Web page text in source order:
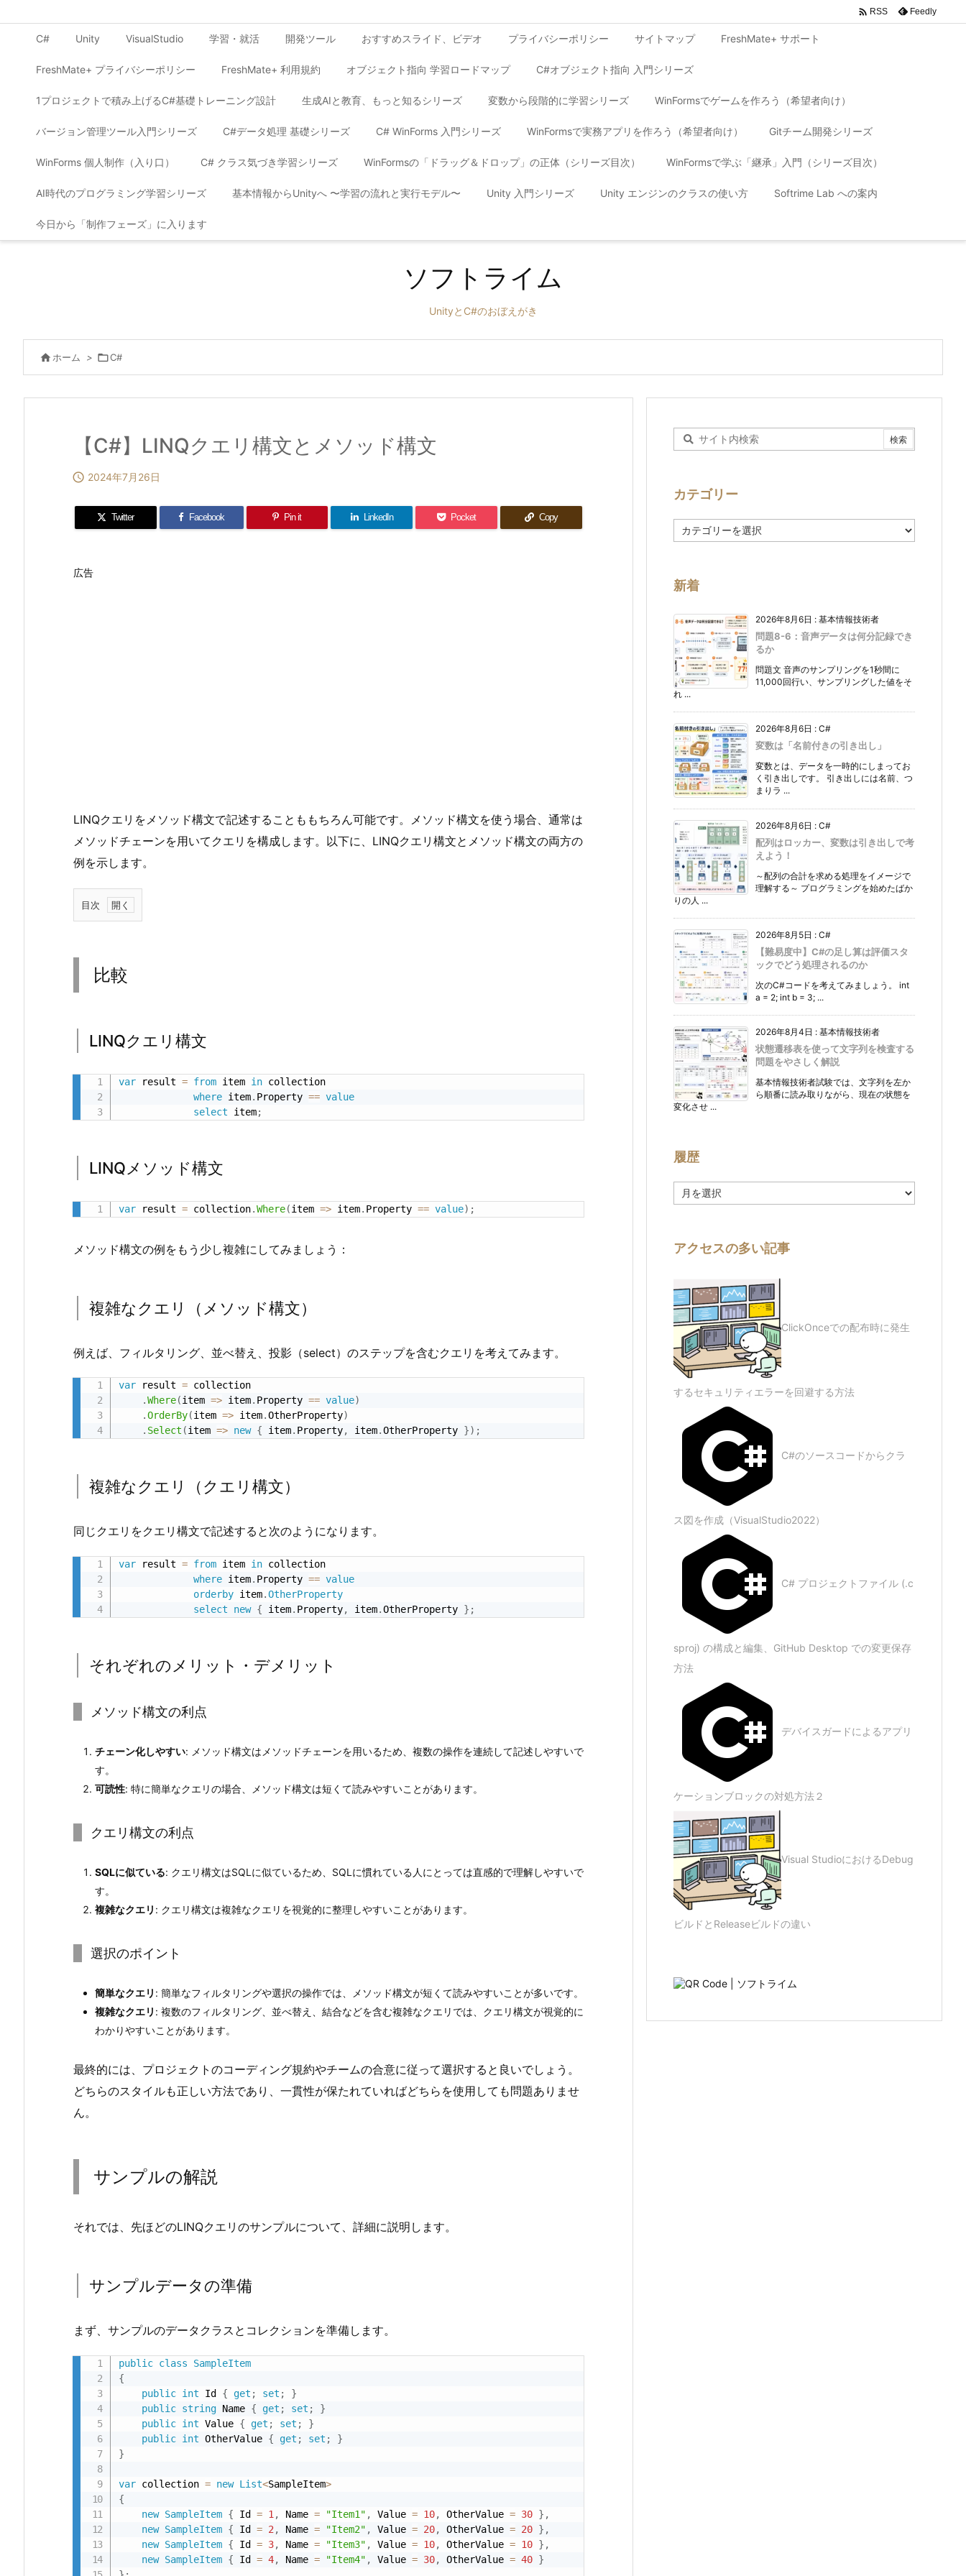
C# Unity VisualStudio 学習・就活 開発ツール おすすめスライド、ビデオ プライバシーポリシー サイトマップ FreshMate+ サポート
FreshMate+ プライバシーポリシー FreshMate+ 利用規約 オブジェクト指向 学習ロードマップ C#オブジェクト指向 入門シリーズ
1プロジェクトで積み上げるC#基礎トレーニング設計 生成AIと教育、もっと知るシリーズ 変数から段階的に学習シリーズ WinFormsでゲームを作ろう（希望者向け）
バージョン管理ツール入門シリーズ C#データ処理 基礎シリーズ C# WinForms 入門シリーズ WinFormsで実務アプリを作ろう（希望者向け） Gitチーム開発シリーズ
WinForms 個人制作（入り口） C# クラス気づき学習シリーズ WinFormsの「ドラッグ＆ドロップ」の正体（シリーズ目次） WinFormsで学ぶ「継承」入門（シリーズ目次）
AI時代のプログラミング学習シリーズ 基本情報からUnityへ 〜学習の流れと実行モデル〜 Unity 入門シリーズ Unity エンジンのクラスの使い方 Softrime Lab への案内
今日から「制作フェーズ」に入ります
 RSS Feedly
ソフトライム
UnityとC#のおぼえがき
 ホーム > C#
【C#】LINQクエリ構文とメソッド構文
 2024年7月26日
Twitter Facebook Pin it LinkedIn Pocket Copy
広告
LINQクエリをメソッド構文で記述することももちろん可能です。メソッド構文を使う場合、通常は
メソッドチェーンを用いてクエリを構成します。以下に、LINQクエリ構文とメソッド構文の両方の
例を示します。
目次
1.
1.
I
Q
エ
文
I
メ
ド
構
1.
3.
な
エ
（メ
ソ
文）
複
な
ク
エ
（ク
リ
構
文）
5.
ぞ
れ
の
リ
ッ
リ
2.
プ
の
説
ン
ル
の
比較
LINQクエリ構文
var result = from item in collection
where item. Property == value
select item;
LINQメソッド構文
var result = collection.Where(item => item. Property == value) ;
メソッド構文の例をもう少し複雑にしてみましょう：
複雑なクエリ（メソッド構文）
例えば、フィルタリング、並べ替え、投影（select）のステップを含むクエリを考えてみます。
var result = collection
.Where(item => item. Property == value)
.OrderBy(item => item.OtherProperty)
. Select (item => new { item. Property, item.OtherProperty }) ;
複雑なクエリ（クエリ構文）
同じクエリをクエリ構文で記述すると次のようになります。
var result = from item in collection
where item. Property == value
orderby item.OtherProperty
select
new { item. Property, item.OtherProperty } ;
それぞれのメリット・デメリット
メソッド構文の利点
チェーン化しやすい: メソッド構文はメソッドチェーンを用いるため、複数の操作を連続して記述しやすいで
す。
可読性: 特に簡単なクエリの場合、メソッド構文は短くて読みやすいことがあります。
クエリ構文の利点
SQLに似ている: クエリ構文はSQLに似ているため、SQLに慣れている人にとっては直感的で理解しやすいで
す。
複雑なクエリ : クエリ構文は複雑なクエリを視覚的に整理しやすいことがあります。
選択のポイント
簡単なクエリ : 簡単なフィルタリングや選択の操作では、メソッド構文が短くて読みやすいことが多いです。
複雑なクエリ : 複数のフィルタリング、並べ替え、結合などを含む複雑なクエリでは、クエリ構文が視覚的に
わかりやすいことがあります。
最終的には、プロジェクトのコーディング規約やチームの合意に従って選択すると良いでしょう。
どちらのスタイルも正しい方法であり、一貫性が保たれていればどちらを使用しても問題ありませ
ん。
サンプルの解説
それでは、先ほどのLINQクエリのサンプルについて、詳細に説明します。
サンプルデータの準備
まず、サンプルのデータクラスとコレクションを準備します。
public class
SampleItem
{
public int Id { get ; set ;
}
public string Name { get ; set ;
}
public int Value { get ; set ;
}
public int OtherValue { get ; set ;
}
}
var collection = new List<SampleItem>
{
new SampleItem { Id = 1 , Name = "Item1" , Value = 10, OtherValue = 30 } ,
new SampleItem { Id = 2 , Name = "Item2" , Value = 20, OtherValue = 20 } ,
new SampleItem { Id = 3, Name = "Item3" , Value = 10, OtherValue = 10 } ,
new SampleItem { Id = 4, Name = "Item4" , Value = 30, OtherValue = 40 }
カテゴリー
テ
ー
新着
2026年8月6日 : 基本情報技術者
問題8-6：音声データは何分記録でき
るか
問題文 音声のサンプリングを1秒間に
11,000回行い、サンプリングした値をそ
れ ...
2026年8月6日 : C#
変数は「名前付きの引き出し」
変数とは、データを一時的にしまってお
く引き出しです。 引き出しには名前、つ
まりラ ...
2026年8月6日 : C#
配列はロッカー、変数は引き出しで考
えよう！
～配列の合計を求める処理をイメージで
理解する～ プログラミングを始めたばか
りの人 ...
2026年8月5日 : C#
【難易度中】C#の足し算は評価スタ
ックでどう処理されるのか
次のC#コードを考えてみましょう。 int
a = 2; int b = 3; ...
2026年8月4日 : 基本情報技術者
状態遷移表を使って文字列を検査する
問題をやさしく解説
基本情報技術者試験では、文字列を左か
ら順番に読み取りながら、現在の状態を
変化させ ...
履歴
歴
アクセスの多い記事
ClickOnceでの配布時に発生
するセキュリティエラーを回避する方法
C#のソースコードからクラ
ス図を作成（VisualStudio2022）
C# プロジェクトファイル (.c
sproj) の構成と編集、GitHub Desktop での変更保存
方法
デバイスガードによるアプリ
ケーションブロックの対処方法２
Visual StudioにおけるDebug
ビルドとReleaseビルドの違い